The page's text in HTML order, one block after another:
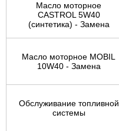
Масло моторное
CASTROL 5W40
(синтетика) - Замена
Масло моторное MOBIL
10W40 - Замена
Обслуживание топливной
системы